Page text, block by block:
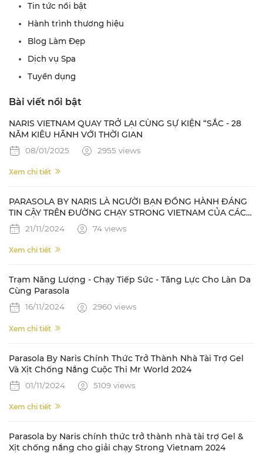
Tin tức nổi bật
Hành trình thương hiệu
Blog Làm Đẹp
Dịch vụ Spa
Tuyển dụng
Bài viết nổi bật
NARIS VIETNAM QUAY TRỞ LẠI CÙNG SỰ KIỆN “SẮC - 28
NĂM KIÊU HÃNH VỚI THỜI GIAN
08/01/2025 2955 views
Xem chi tiết
PARASOLA BY NARIS LÀ NGƯỜI BẠN ĐỒNG HÀNH ĐÁNG
TIN CẬY TRÊN ĐƯỜNG CHẠY STRONG VIETNAM CỦA CÁC
NAM VƯƠNG QUỐC TẾ
21/11/2024 74 views
Xem chi tiết
Trạm Năng Lượng - Chạy Tiếp Sức - Tăng Lực Cho Làn Da
Cùng Parasola
16/11/2024 2960 views
Xem chi tiết
Parasola By Naris Chính Thức Trở Thành Nhà Tài Trợ Gel
Và Xịt Chống Nắng Cuộc Thi Mr World 2024
01/11/2024 5109 views
Xem chi tiết
Parasola by Naris chính thức trở thành nhà tài trợ Gel &
Xịt chống nắng cho giải chạy Strong Vietnam 2024